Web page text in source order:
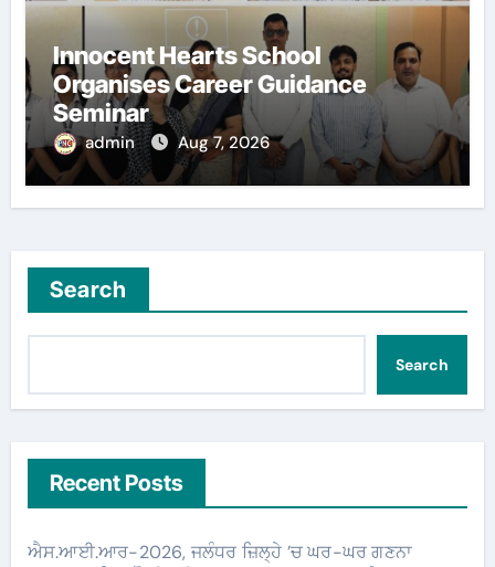
Innocent Hearts School
Organises Career Guidance
Seminar
admin Aug 7, 2026
Search
Search
Recent Posts
ਐਸ.ਆਈ.ਆਰ-2026, ਜਲੰਧਰ ਜ਼ਿਲ੍ਹੇ ’ਚ ਘਰ-ਘਰ ਗਣਨਾ